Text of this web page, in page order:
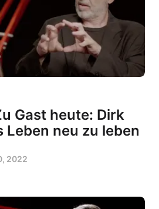
Gast heute: Dirk
Leben neu zu leben
2022